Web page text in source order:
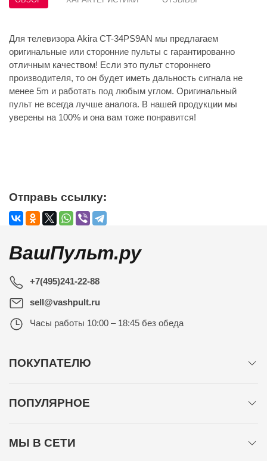
Для телевизора Akira CT-34PS9AN мы предлагаем
оригинальные или сторонние пульты с гарантированно
отличным качеством! Если это пульт стороннего
производителя, то он будет иметь дальность сигнала не
менее 5m и работать под любым углом. Оригинальный
пульт не всегда лучше аналога. В нашей продукции мы
уверены на 100% и она вам тоже понравится!
Отправь ссылку:
ВашПульт.ру
+7(495)241-22-88
sell@vashpult.ru
Часы работы 10:00 – 18:45 без обеда
ПОКУПАТЕЛЮ
ПОПУЛЯРНОЕ
МЫ В СЕТИ